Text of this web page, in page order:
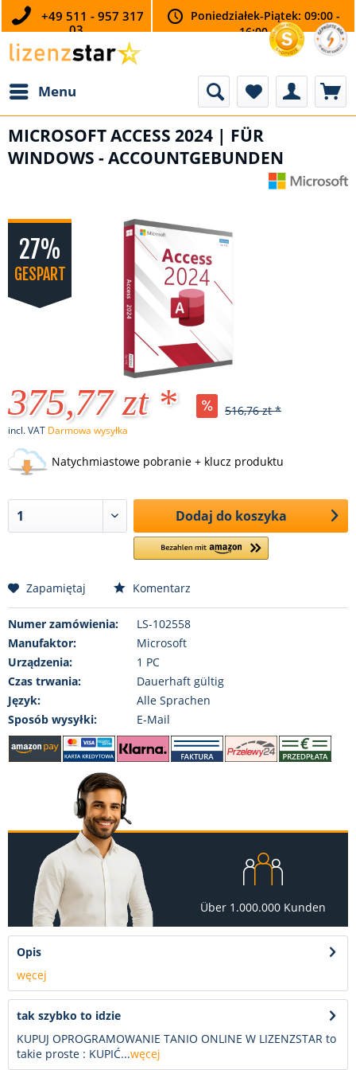
+49 511 - 957 317
03
Poniedziałek-Piątek: 09:00 -
16:00
Menu
MICROSOFT ACCESS 2024 | FÜR
WINDOWS - ACCOUNTGEBUNDEN
27%
GESPART
375,77 zt * 516,76 zt *
incl. VAT Darmowa wysyłka
Natychmiastowe pobranie + klucz produktu
Dodaj do koszyka
Zapamiętaj Komentarz
Numer zamówienia:
LS-102558
Manufaktor:
Microsoft
Urządzenia:
1 PC
Czas trwania:
Dauerhaft gültig
Język:
Alle Sprachen
Sposób wysyłki:
E-Mail
Über 1.000.000 Kunden
Opis
węcej
tak szybko to idzie
KUPUJ OPROGRAMOWANIE TANIO ONLINE W LIZENZSTAR to
takie proste : KUPIĆ...węcej